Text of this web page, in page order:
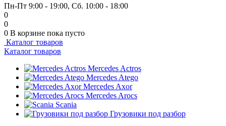
Пн-Пт 9:00 - 19:00, Сб. 10:00 - 18:00
0
0
0 В корзине пока пусто
Каталог товаров
Каталог товаров
Mercedes Actros
Mercedes Atego
Mercedes Axor
Mercedes Arocs
Scania
Грузовики под разбор